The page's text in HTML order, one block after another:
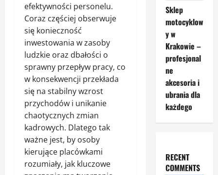
efektywności personelu.
Coraz częściej obserwuje
się konieczność
inwestowania w zasoby
ludzkie oraz dbałości o
sprawny przepływ pracy, co
w konsekwencji przekłada
się na stabilny wzrost
przychodów i unikanie
chaotycznych zmian
kadrowych. Dlatego tak
ważne jest, by osoby
kierujące placówkami
rozumiały, jak kluczowe
Sklep
motocyklow
y w
Krakowie –
profesjonal
ne
akcesoria i
ubrania dla
każdego
RECENT
COMMENTS